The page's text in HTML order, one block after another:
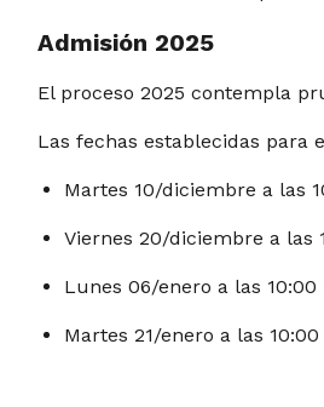
Admisión 2025
El proceso 2025 contempla
Las fechas establecidas para
Martes 10/diciembre a las
Viernes 20/diciembre a las
Lunes 06/enero a las 10:00
Martes 21/enero a las 10:00